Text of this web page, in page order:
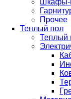
Шкафы-
Прочее
Теплый пол
Теплый